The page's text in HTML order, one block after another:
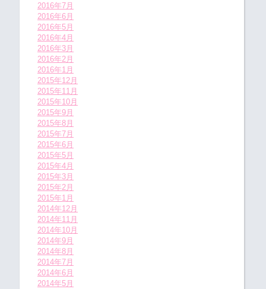
2016年7月
2016年6月
2016年5月
2016年4月
2016年3月
2016年2月
2016年1月
2015年12月
2015年11月
2015年10月
2015年9月
2015年8月
2015年7月
2015年6月
2015年5月
2015年4月
2015年3月
2015年2月
2015年1月
2014年12月
2014年11月
2014年10月
2014年9月
2014年8月
2014年7月
2014年6月
2014年5月